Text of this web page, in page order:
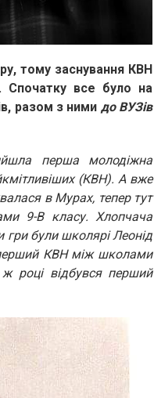
тому заснування КВН
Спочатку все було на
разом з ними до ВУЗів
перша молодіжна
(КВН). А вже
в Мурах, тепер тут
9-В класу. Хлопчача
гри були школярі Леонід
КВН між школами
році відбувся перший